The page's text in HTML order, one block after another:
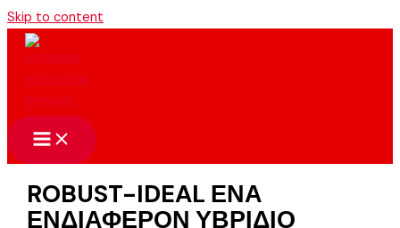
Skip to content
ROBUST-IDEAL ΕΝΑ
ΕΝΔΙΑΦΕΡΟΝ ΥΒΡΙΔΙΟ